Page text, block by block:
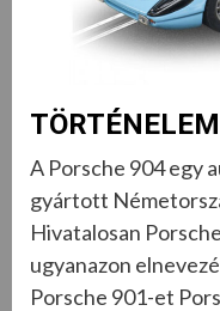
TÖRTÉNELEM
A Porsche 904 egy
gyártott
Hivatalosan
ugyanazon
Porsche 901-et